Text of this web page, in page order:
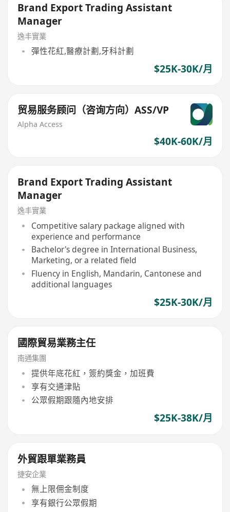
Brand Export Trading Assistant
Manager
逸丰實業
彈性花紅,醫療計劃,牙科計劃
$25K-30K/月
贸易服务顾问（咨询方向）ASS/VP
Alpha Access
$40K-60K/月
Brand Export Trading Assistant
Manager
逸丰實業
Competitive salary package aligned with
experience and performance
Bachelor's degree in International Business,
Marketing, or a related field
Fluency in English, Mandarin, Cantonese and
additional languages
$25K-30K/月
國際貿易業務主任
南通集團
提供年底花紅，簽約獎金，加班費
享有交通津貼
公眾假期跟隨內地安排
$25K-38K/月
外貿跟單業務員
捷安企業
無上限佣金制度
享有銀行公眾假期